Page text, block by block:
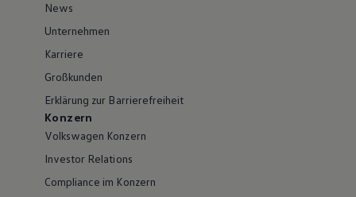
News
Unternehmen
Karriere
Großkunden
Erklärung zur Barrierefreiheit
Konzern
Volkswagen Konzern
Investor Relations
Compliance im Konzern